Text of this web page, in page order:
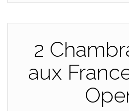
2
aux